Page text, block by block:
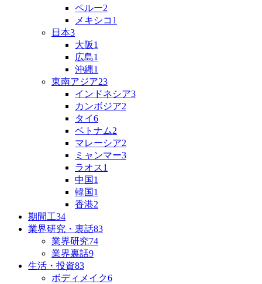
ペルー2
メキシコ 1
日本3
大阪1
広島1
沖縄1
東南アジア23
インドネシア3
カンボジア2
タイ6
ベトナム2
マレーシア2
ミャンマー3
ラオス1
中国1
韓国1
香港2
期間工34
業界研究・裏話83
業界研究74
業界裏話9
生活・投資83
ボディメイク6